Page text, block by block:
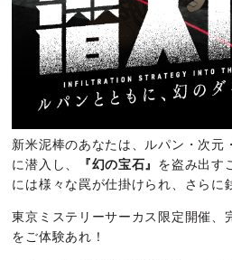
新米泥棒のあなたは、ルパン・次元
に潜入し、
『幻の宝石』 を盗み出す
には様々な罠が仕掛けられ、さらに
東京ミステリーサーカス限定開催、
をご体験あれ！